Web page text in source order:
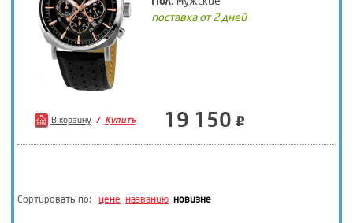
поставка от 2 дней
В корзину Купить 19 150
Сортировать по: цене названию новизне